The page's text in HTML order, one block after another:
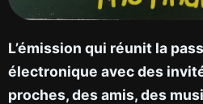
L’émission qui réunit la
électronique avec des
proches, des amis, des